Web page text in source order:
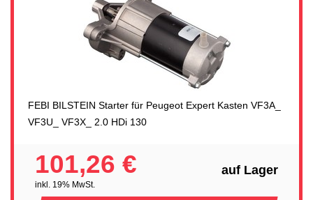
FEBI BILSTEIN Starter für Peugeot Expert Kasten VF3A_
VF3U_ VF3X_ 2.0 HDi 130
101,26 €
inkl. 19% MwSt.
auf Lager